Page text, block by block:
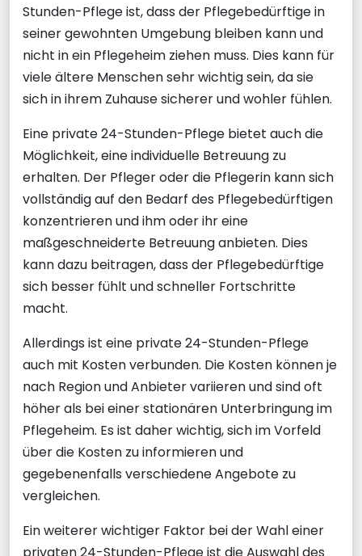
Stunden-Pflege ist, dass der Pflegebedürftige in
seiner gewohnten Umgebung bleiben kann und
nicht in ein Pflegeheim ziehen muss. Dies kann für
viele ältere Menschen sehr wichtig sein, da sie
sich in ihrem Zuhause sicherer und wohler fühlen.
Eine private 24-Stunden-Pflege bietet auch die
Möglichkeit, eine individuelle Betreuung zu
erhalten. Der Pfleger oder die Pflegerin kann sich
vollständig auf den Bedarf des Pflegebedürftigen
konzentrieren und ihm oder ihr eine
maßgeschneiderte Betreuung anbieten. Dies
kann dazu beitragen, dass der Pflegebedürftige
sich besser fühlt und schneller Fortschritte
macht.
Allerdings ist eine private 24-Stunden-Pflege
auch mit Kosten verbunden. Die Kosten können je
nach Region und Anbieter variieren und sind oft
höher als bei einer stationären Unterbringung im
Pflegeheim. Es ist daher wichtig, sich im Vorfeld
über die Kosten zu informieren und
gegebenenfalls verschiedene Angebote zu
vergleichen.
Ein weiterer wichtiger Faktor bei der Wahl einer
privaten 24-Stunden-Pflege ist die Auswahl des